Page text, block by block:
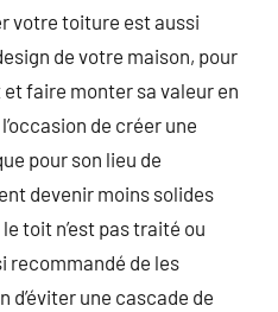
votre toiture est aussi
de votre maison, pour
faire monter sa valeur en
de créer une
pour son lieu de
devenir moins solides
toit n’est pas traité ou
recommandé de les
une cascade de